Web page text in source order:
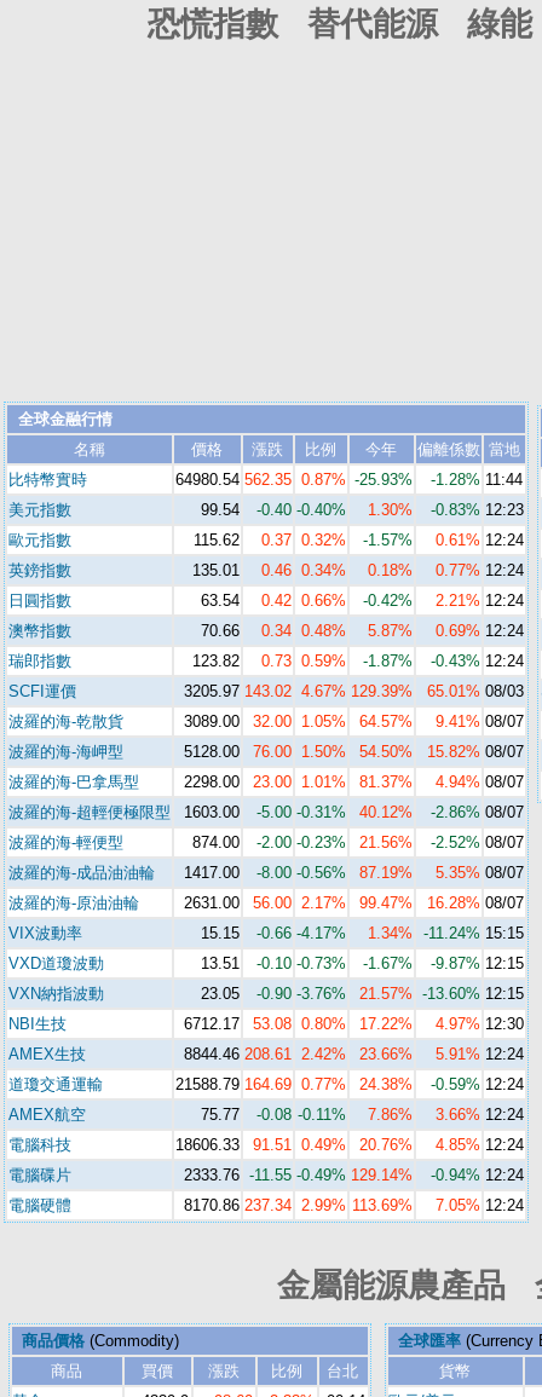
恐慌指數 替代能源 綠
全球金融行情
名稱
價格 漲跌 比例 今年 偏離係數 當地
比特幣實時
64980.54 562.35 0.87% -25.93% -1.28% 11:44
美元指數
54
99. -0.40 -0.40% 1.30% -0.83% 12:23
歐元指數
2
115 .6 0.37 0.32% -1.57% 0.61% 12:24
英鎊指數
135.01 0.46 0.34% 0.18% 0.77% 12:24
日圓指數
4
5
63. 0.42 0.66% -0.42% 2.21% 12:24
澳幣指數
70.66 0.34 0.48% 5.87% 0.69% 12:24
瑞郎指數
123 82 0.73 0.59% -1.87% -0.43% 12:24
SCFI運價
3205.97 143.02 4.67% 129.39% 65.01% 08/03
波羅的海-乾散貨
3089.00 32.00 1.05% 64.57% 9.41% 08/07
波羅的海-海岬型
5128.00 76.00 1.50% 54.50% 15.82% 08/07
波羅的海-巴拿馬型
22 8.00
9 23.00 1.01% 81.37% 4.94% 08/07
波羅的海-超輕便極限型
00
1603 -5.00 -0.31% 40.12% -2.86% 08/07
波羅的海-輕便型
874.00 -2.00 -0.23% 21.56% -2.52% 08/07
波羅的海-成品油油輪
.00
1417 -8.00 -0.56% 87.19% 5.35% 08/07
波羅的海-原油油輪
2631.00 56.00 2.17% 99.47% 16.28% 08/07
VIX波動率
15. 5
1 -0.66 -4.17% 1.34% -11.24% 15:15
VXD道瓊波動
13.51 -0.10 -0.73% -1.67% -9.87% 12:15
VXN納指波動
23.05 -0.90 -3.76% 21.57% -13.60% 12:15
NBI生技
12
67 .17 53.08 0.80% 17.22% 4.97% 12:30
AMEX生技
8844.46 208.61 2.42% 23.66% 5.91% 12:24
道瓊交通運輸
21588.79 164.69 0.77% 24.38% -0.59% 12:24
AMEX航空
7
.7
75 -0.08 -0.11% 7.86% 3.66% 12:24
電腦科技
18606.33 91.51 0.49% 20.76% 4.85% 12:24
電腦碟片
2333 76 -11.55 -0.49% 129.14% -0.94% 12:24
電腦硬體
8
8170. 6 237.34 2.99% 113.69% 7.05% 12:24
金屬能源農產品
商品價格 (Commodity)
商品
買價 漲跌 比例
台北
全球匯率 (Currency
貨幣